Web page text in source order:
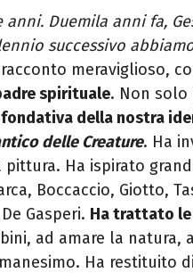
Duemila anni fa,
successivo
meraviglioso,
spirituale. Non solo
della nostra
delle Creature. Ha
Ha ispirato
Boccaccio, Giotto,
Gasperi. Ha trattato le
ad amare la natura,
Ha restituito